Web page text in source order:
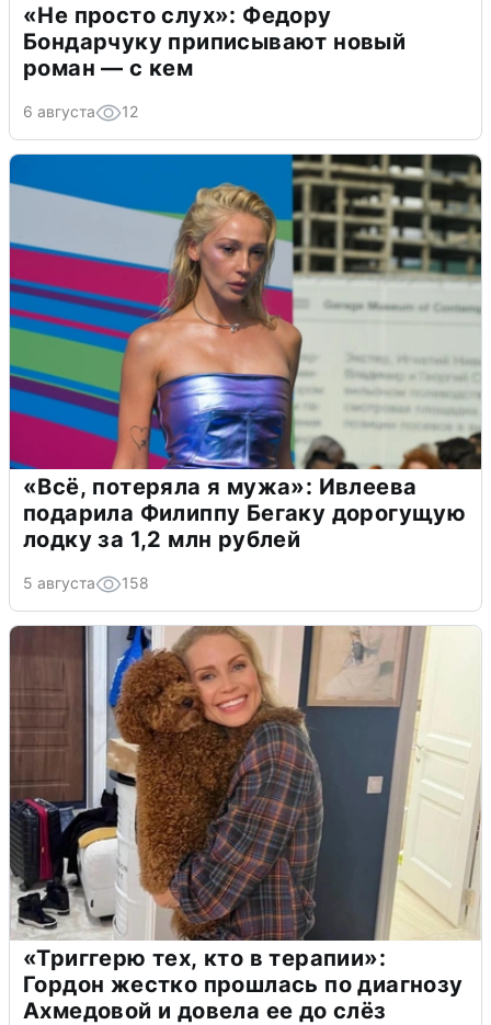
«Не просто слух»: Федору
Бондарчуку приписывают новый
роман — с кем
6 августа 12
«Всё, потеряла я мужа»: Ивлеева
подарила Филиппу Бегаку дорогущую
лодку за 1,2 млн рублей
5 августа 158
«Триггерю тех, кто в терапии»:
Гордон жестко прошлась по диагнозу
Ахмедовой и довела ее до слёз